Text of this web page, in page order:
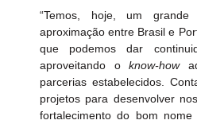
“Temos, hoje, um grande
aproximação entre Brasil e
que podemos dar
aproveitando o know-how
parcerias estabelecidos.
projetos para desenvolver
fortalecimento do bom